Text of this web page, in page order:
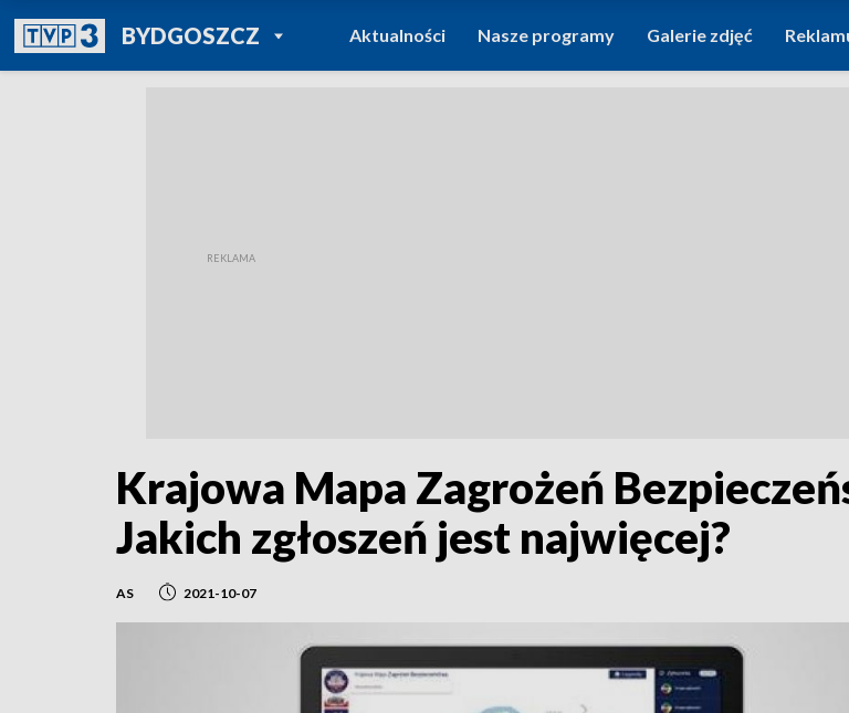
BYDGOSZCZPOWRÓT DO
TVP REGIONY
Aktualności Nasze programy Galerie zdjęć
Krajowa Mapa Zagrożeń
Jakich zgłoszeń jest najwięcej?
AS 2021-10-07